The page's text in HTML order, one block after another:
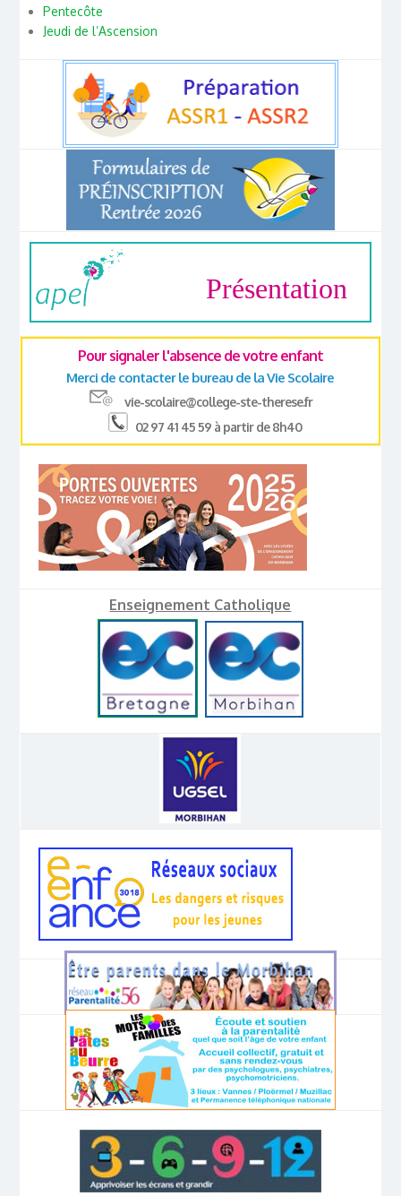
Pentecôte
Jeudi de l’Ascension
Présentation
Pour signaler l'absence de votre enfant
Merci de contacter le bureau de la Vie Scolaire
vie-scolaire@college-ste-therese.fr
02 97 41 45 59 à partir de 8h40
Enseignement Catholique